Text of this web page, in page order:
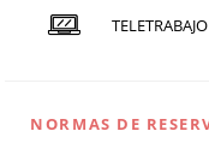
TELETRABAJO
NORMAS DE